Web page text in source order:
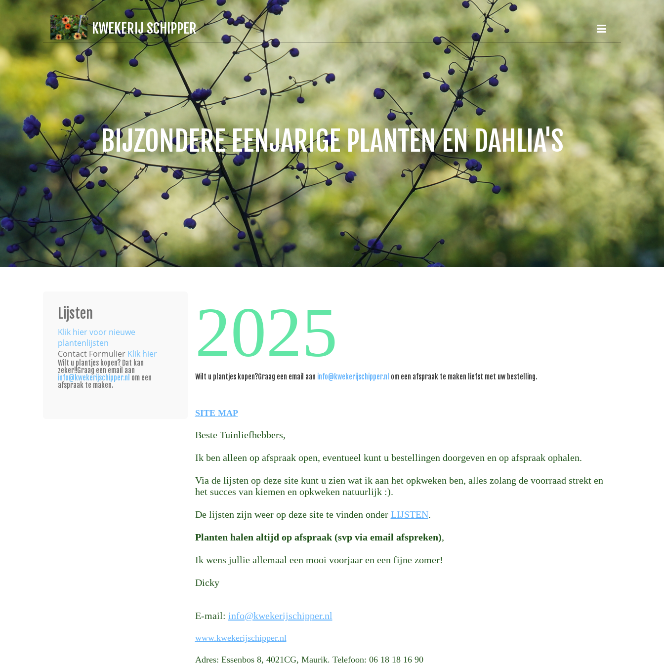
KWEKERIJ SCHIPPER
BIJZONDERE EENJARIGE PLANTEN EN DAHLIA'S
2025
Wilt u plantjes kopen?Graag een email aan info@kwekerijschipper.nl om een afspraak te maken liefst met uw bestelling.
SITE MAP
Beste Tuinliefhebbers,
Ik ben alleen op afspraak open, eventueel kunt u bestellingen doorgeven en op afspraak ophalen.
Via de lijsten op deze site kunt u zien wat ik aan het opkweken ben, alles zolang de voorraad strekt en
het succes van kiemen en opkweken natuurlijk :).
De lijsten zijn weer op deze site te vinden onder LIJSTEN.
Planten halen altijd op afspraak (svp via email afspreken),
Ik wens jullie allemaal een mooi voorjaar en een fijne zomer!
Dicky
E-mail: info@kwekerijschipper.nl
www.kwekerijschipper.nl
Adres: Essenbos 8, 4021CG, Maurik. Telefoon: 06 18 18 16 90
Lijsten
Klik hier voor nieuwe
plantenlijsten
Contact Formulier Klik hier
Wilt u plantjes kopen? Dat kan
zeker!!Graag een email aan
info@kwekerijschipper.nl om een
afspraak te maken.